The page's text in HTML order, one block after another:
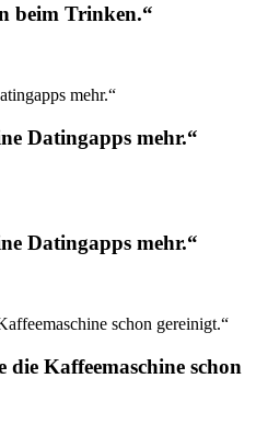
beim Trinken.“
Datingapps mehr.“
Datingapps mehr.“
Kaffeemaschine schon